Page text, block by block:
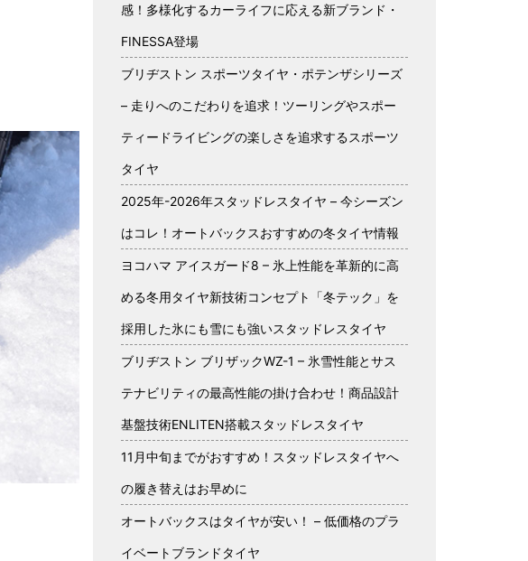
感！多様化するカーライフに応える新ブランド・
FINESSA登場
ブリヂストン スポーツタイヤ・ポテンザシリーズ
– 走りへのこだわりを追求！ツーリングやスポー
ティードライビングの楽しさを追求するスポーツ
タイヤ
2025年-2026年スタッドレスタイヤ – 今シーズン
はコレ！オートバックスおすすめの冬タイヤ情報
ヨコハマ アイスガード8 – 氷上性能を革新的に高
める冬用タイヤ新技術コンセプト「冬テック」を
採用した氷にも雪にも強いスタッドレスタイヤ
ブリヂストン ブリザックWZ-1 – 氷雪性能とサス
テナビリティの最高性能の掛け合わせ！商品設計
基盤技術ENLITEN搭載スタッドレスタイヤ
11月中旬までがおすすめ！スタッドレスタイヤへ
の履き替えはお早めに
オートバックスはタイヤが安い！ – 低価格のプラ
イベートブランドタイヤ